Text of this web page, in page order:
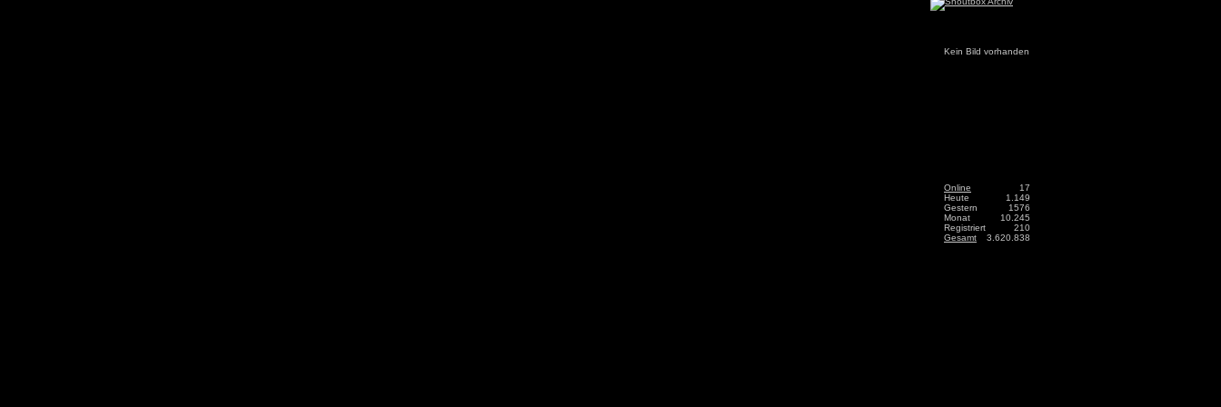
Kein Bild vorhanden
17
Online
1.149
Heute
1576
Gestern
10.245
Monat
210
Registriert
3.620.838
Gesamt